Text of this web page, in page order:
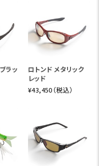
ラッ
ロトンド メタリック
レッド
¥43,450（税込）